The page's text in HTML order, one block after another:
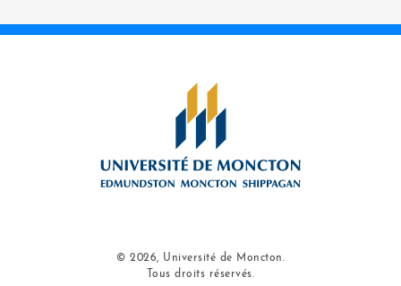
© 2026, Université de Moncton.
Tous droits réservés.